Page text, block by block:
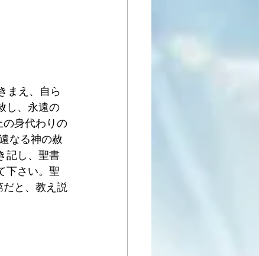
まえ、自ら
し、永遠の
の身代わりの
なる神の赦
記し、聖書
下さい。聖
と、教え説